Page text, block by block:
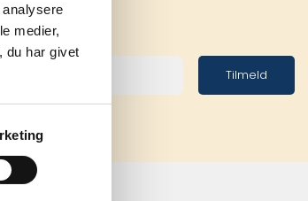
medier,
du har givet
Tilmeld